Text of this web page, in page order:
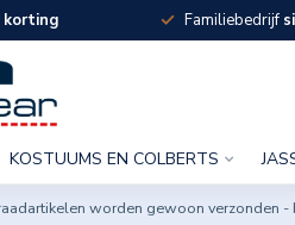
korting Familiebedrijf
KOSTUUMS EN COLBERTS
worden gewoon verzonden